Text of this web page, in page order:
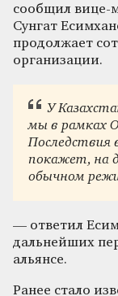
сообщил вице-
Сунгат
продолжает
организации.
У
мы в рамках
Последствия
покажет, на
обычном
— ответил
дальнейших
альянсе.
Ранее стало